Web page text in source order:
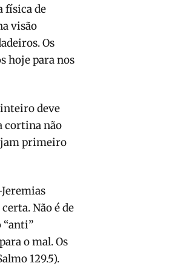
física de
visão
Os
hoje para nos
inteiro deve
cortina não
primeiro
Não é de
“anti”
o mal. Os
129.5).